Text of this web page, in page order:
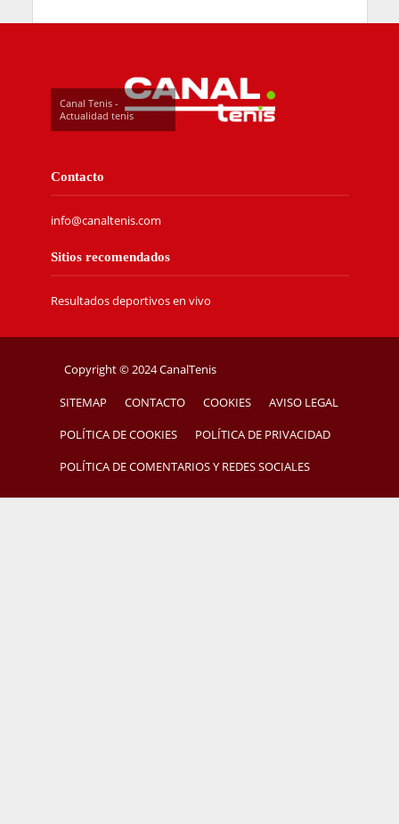
Canal Tenis -
Actualidad tenis
Contacto
info@canaltenis.com
Sitios recomendados
Resultados deportivos en vivo
Copyright © 2024 CanalTenis
SITEMAP CONTACTO COOKIES AVISO LEGAL
POLÍTICA DE COOKIES POLÍTICA DE PRIVACIDAD
POLÍTICA DE COMENTARIOS Y REDES SOCIALES